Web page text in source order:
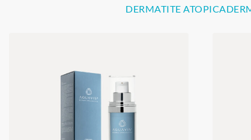
DERMATITE ATOPICA